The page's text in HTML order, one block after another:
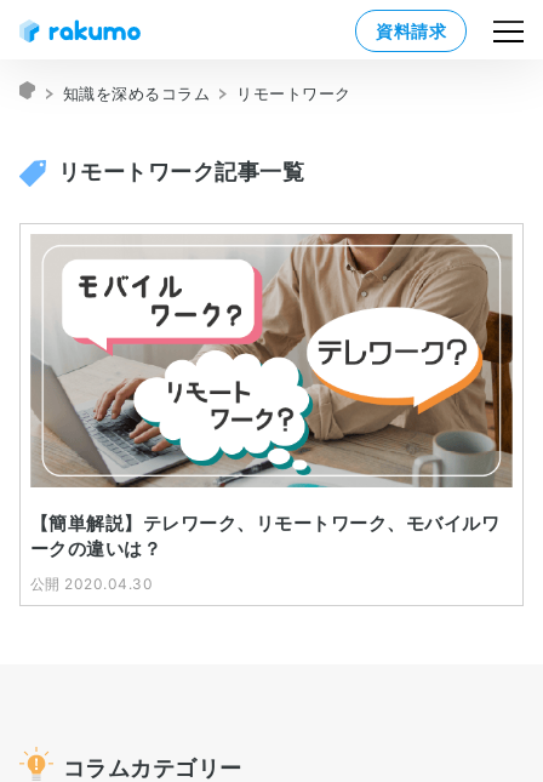
資料請求
知識を深めるコラム リモートワーク
リモートワーク記事一覧
【簡単解説】テレワーク、リモートワーク、モバイルワ
ークの違いは？
公開 2020.04.30
コラムカテゴリー